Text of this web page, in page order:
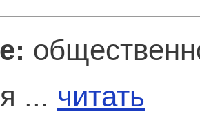
... читать